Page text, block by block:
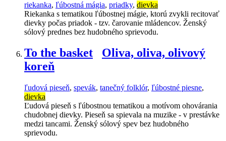
riekanka, ľúbostná mágia, priadky, dievka
Riekanka s tematikou ľúbostnej mágie, ktorú zvykli recitovať
dievky počas priadok - tzv. čarovanie mládencov. Ženský
sólový prednes bez hudobného sprievodu.
To the basket
Oliva, oliva, olivový
koreň
ľudová pieseň, spevák, tanečný folklór, ľúbostné piesne,
dievka
Ľudová pieseň s ľúbostnou tematikou a motívom ohovárania
chudobnej dievky. Pieseň sa spievala na muzike - v prestávke
medzi tancami. Ženský sólový spev bez hudobného
sprievodu.